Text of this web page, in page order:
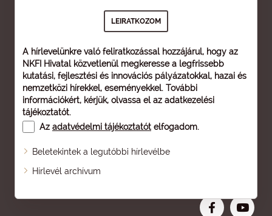
A hírlevelünkre való feliratkozással hozzájárul, hogy az
NKFI Hivatal közvetlenül megkeresse a legfrissebb
kutatási, fejlesztési és innovációs pályázatokkal, hazai és
nemzetközi hírekkel, eseményekkel. További
információkért, kérjük, olvassa el az adatkezelési
tájékoztatót.
Az adatvédelmi tájékoztatót elfogadom.
Beletekintek a legutóbbi hírlevélbe
Hírlevél archívum
Oldaltérkép